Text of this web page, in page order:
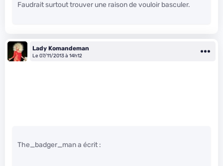
Faudrait surtout trouver une raison de vouloir basculer.
Lady Komandeman
Le 07/11/2013 à 14h12
The_badger_man a écrit :